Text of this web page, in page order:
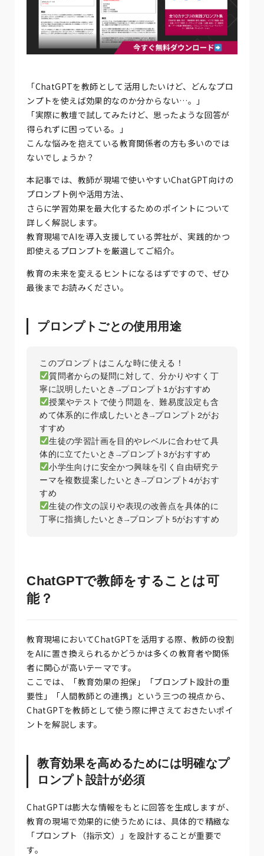
「ChatGPTを教師として活用したいけど、どんなプロ
ンプトを使えば効果的なのか分からない…。」
「実際に教壇で試してみたけど、思ったような回答が
得られずに困っている。」
こんな悩みを抱えている教育関係者の方も多いのでは
ないでしょうか？
本記事では、教師が現場で使いやすいChatGPT向けの
プロンプト例や活用方法、
さらに学習効果を最大化するためのポイントについて
詳しく解説します。
教育現場でAIを導入支援している弊社が、実践的かつ
即使えるプロンプトを厳選してご紹介。
教育の未来を変えるヒントになるはずですので、ぜひ
最後までお読みください。
プロンプトごとの使用用途
質問者からの疑問に対して、分かりやすく丁
授業やテストで使う問題を、難易度設定も含
めて体系的に作成したいとき→プロンプト2がお
生徒の学習計画を目的やレベルに合わせて具
小学生向けに安全かつ興味を引く自由研究テ
ーマを複数提案したいとき→プロンプト4がおす
生徒の作文の誤りや表現の改善点を具体的に
ChatGPTで教師をすることは可
能？
教育現場においてChatGPTを活用する際、教師の役割
をAIに置き換えられるかどうかは多くの教育者や関係
者に関心が高いテーマです。
ここでは、「教育効果の担保」「プロンプト設計の重
要性」「人間教師との連携」という三つの視点から、
ChatGPTを教師として使う際に押さえておきたいポイ
ントを解説します。
教育効果を高めるためには明確なプ
ロンプト設計が必須
ChatGPTは膨大な情報をもとに回答を生成しますが、
教育の現場で効果的に使うためには、具体的で精緻な
「プロンプト（指示文）」を設計することが重要で
す。